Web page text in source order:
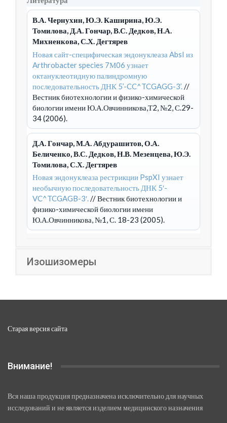
В.А. Чернухин, Ю.Э. Каширина, Ю.Э.
Томилова, Д.А. Гончар, В.С. Дедков, Н.А.
Михненкова, С.Х. Дегтярев
Новая сайт-специфическая эндонуклеаза AbsI из
Arthrobacter species 7М06 узнает
октануклеотидную палиндромную
последовательность ДНК 5’-CC^TCGAGG-3’. //
Вестник биотехнологии и физико-химической
биологии имени Ю.А.Овчинникова,Т2, №2, С.29-
34 (2006).
Д.А. Гончар, М.А. Абдурашитов, О.А.
Беличенко, В.С. Дедков, Н.В. Мезенцева, Ю.Э.
Томилова, С.Х. Дегтярев
Новая эндонуклеаза рестрикции PspXI узнает
необычную последовательность ДНК 5′-
VC^TCGAGB-3′.// Вестник биотехнологии и
физико-химической биологии имени
Ю.А.Овчинникова, №1, С. 18-23 (2005).
Изошизомеры
Старая версия сайта
Внимание!
Вся наша продукция предназначена исключительно для научных
исследований и не является изделием медицинского назначения